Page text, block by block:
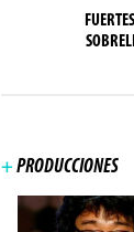
+ PRODUCCIONES